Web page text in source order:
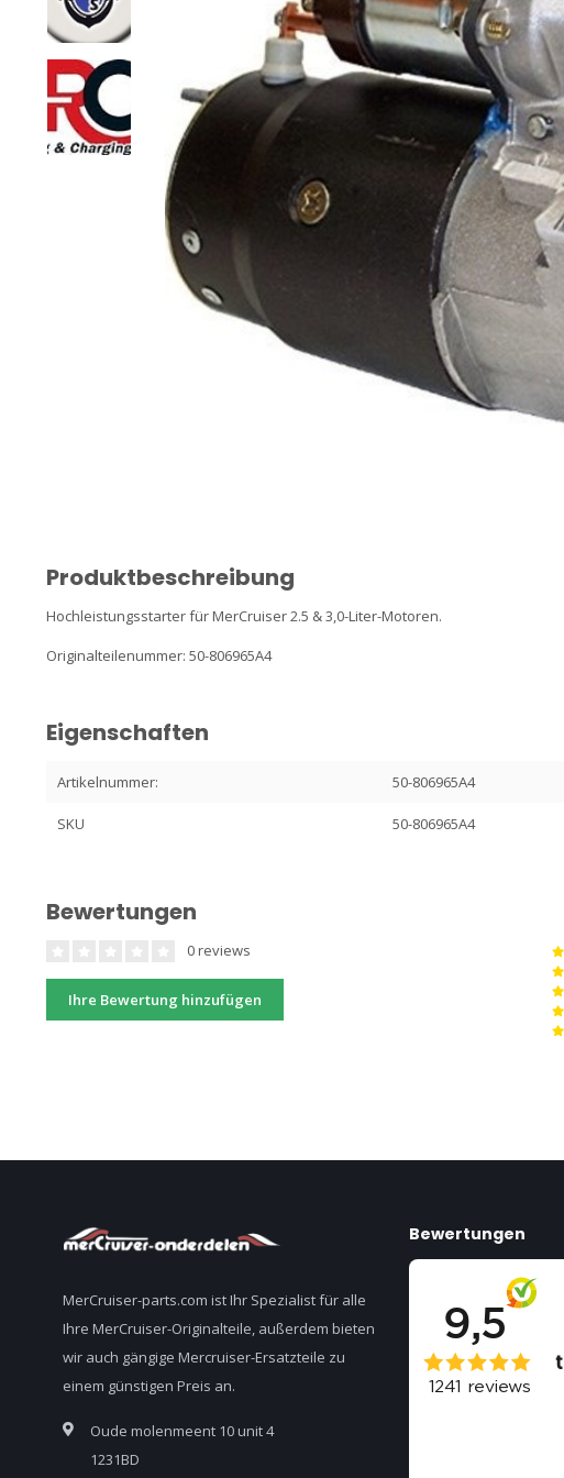
Produktbeschreibung
Hochleistungsstarter für MerCruiser 2.5 & 3,0-Liter-Motoren.
Originalteilenummer: 50-806965A4
Eigenschaften
Artikelnummer: 50-806965A4
SKU 50-806965A4
Bewertungen
0 reviews
Ihre Bewertung hinzufügen
MerCruiser-parts.com ist Ihr Spezialist für alle
Ihre MerCruiser-Originalteile, außerdem bieten
wir auch gängige Mercruiser-Ersatzteile zu
einem günstigen Preis an.
Oude molenmeent 10 unit 4
1231BD
Bewertungen